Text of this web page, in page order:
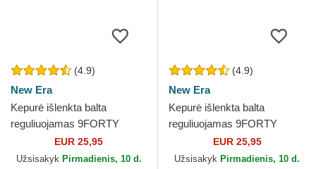
(4.9)
New Era
Kepurė išlenkta balta
reguliuojamas 9FORTY
League Essential New York
Yankees MLB New Era
EUR 25,95
Užsisakyk Pirmadienis, 10 d.
(4.9)
New Era
Kepurė išlenkta balta
reguliuojamas 9FORTY
Essential New York Yankees
MLB New Era
EUR 25,95
Užsisakyk Pirmadienis, 10 d.